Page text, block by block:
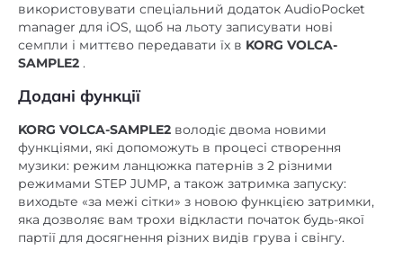
використовувати спеціальний додаток AudioPocket
manager для iOS, щоб на льоту записувати нові
семпли і миттєво передавати їх в KORG VOLCA-
SAMPLE2 .
Додані функції
KORG VOLCA-SAMPLE2 володіє двома новими
функціями, які допоможуть в процесі створення
музики: режим ланцюжка патернів з 2 різними
режимами STEP JUMP, а також затримка запуску:
виходьте «за межі сітки» з новою функцією затримки,
яка дозволяє вам трохи відкласти початок будь-якої
партії для досягнення різних видів грува і свінгу.